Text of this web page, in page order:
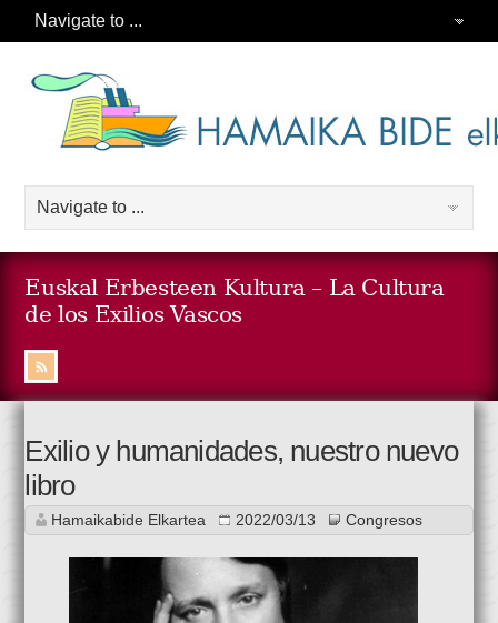
Euskal Erbesteen Kultura – La Cultura
de los Exilios Vascos
Exilio y humanidades, nuestro nuevo
libro
Hamaikabide Elkartea 2022/03/13 Congresos